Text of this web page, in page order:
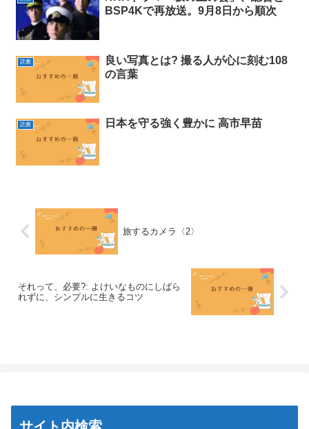
BSP4Kで再放送。9月8日から順次
読書
良い写真とは? 撮る人が心に刻む108
の言葉
読書 日本を守る強く豊かに 高市早苗
旅するカメラ〈2〉
それって、必要?: よけいなものにしばら
れずに、シンプルに生きるコツ